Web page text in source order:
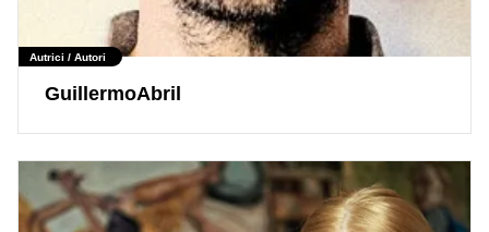
Autrici / Autori
GuillermoAbril